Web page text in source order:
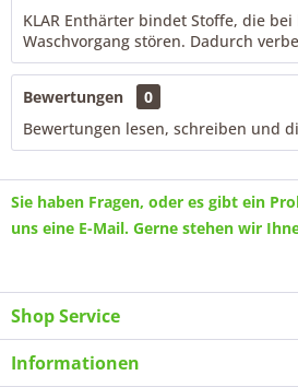
KLAR Enthärter bindet Stoffe, die
Waschvorgang stören. Dadurch
Bewertungen
0
Bewertungen lesen, schreiben und
Sie haben Fragen, oder es gibt ein
uns eine E-Mail. Gerne stehen wir
Shop Service
Informationen